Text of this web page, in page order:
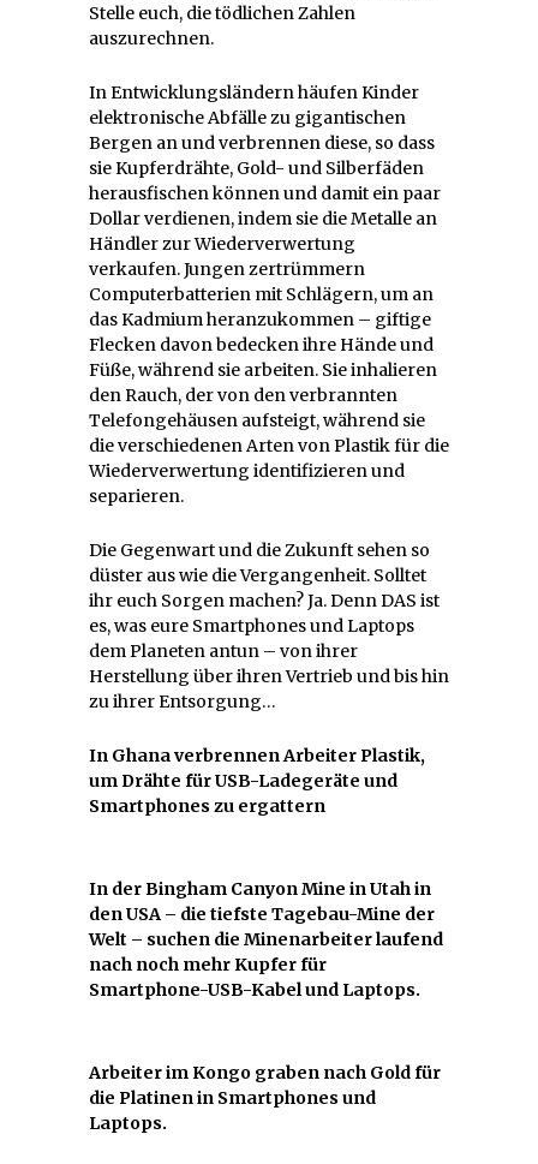
Stelle euch, die tödlichen Zahlen
auszurechnen.
In Entwicklungsländern häufen Kinder
elektronische Abfälle zu gigantischen
Bergen an und verbrennen diese, so dass
sie Kupferdrähte, Gold- und Silberfäden
herausfischen können und damit ein paar
Dollar verdienen, indem sie die Metalle an
Händler zur Wiederverwertung
verkaufen. Jungen zertrümmern
Computerbatterien mit Schlägern, um an
das Kadmium heranzukommen – giftige
Flecken davon bedecken ihre Hände und
Füße, während sie arbeiten. Sie inhalieren
den Rauch, der von den verbrannten
Telefongehäusen aufsteigt, während sie
die verschiedenen Arten von Plastik für die
Wiederverwertung identifizieren und
separieren.
Die Gegenwart und die Zukunft sehen so
düster aus wie die Vergangenheit. Solltet
ihr euch Sorgen machen? Ja. Denn DAS ist
es, was eure Smartphones und Laptops
dem Planeten antun – von ihrer
Herstellung über ihren Vertrieb und bis hin
zu ihrer Entsorgung…
In Ghana verbrennen Arbeiter Plastik,
um Drähte für USB-Ladegeräte und
Smartphones zu ergattern
In der Bingham Canyon Mine in Utah in
den USA – die tiefste Tagebau-Mine der
Welt – suchen die Minenarbeiter laufend
nach noch mehr Kupfer für
Smartphone-USB-Kabel und Laptops.
Arbeiter im Kongo graben nach Gold für
die Platinen in Smartphones und
Laptops.